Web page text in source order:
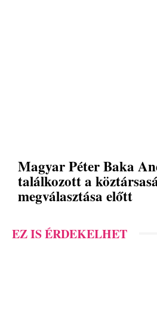
Magyar Péter Baka
találkozott a
megválasztása előtt
EZ IS ÉRDEKELHET